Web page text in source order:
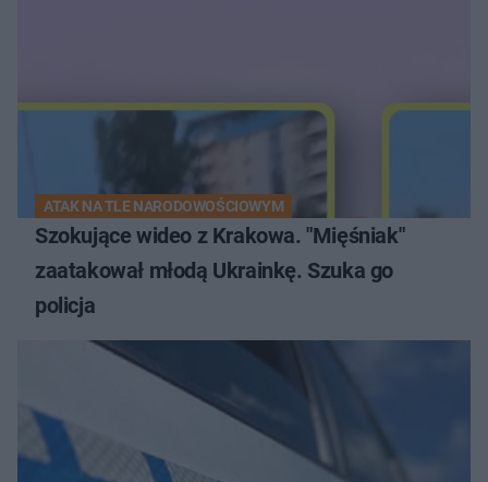
ATAK NA TLE NARODOWOŚCIOWYM
Szokujące wideo z Krakowa. "Mięśniak"
zaatakował młodą Ukrainkę. Szuka go
policja